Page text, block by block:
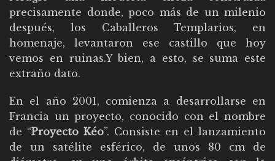
precisamente donde, poco más de un milenio
después, los Caballeros Templarios, en
homenaje, levantaron ese castillo que hoy
vemos en ruinas.Y bien, a esto, se suma este
extraño dato.
En el año 2001, comienza a desarrollarse en
Francia un proyecto, conocido con el nombre
de “Proyecto Kéo”. Consiste en el lanzamiento
de un satélite esférico, de unos 80 cm de